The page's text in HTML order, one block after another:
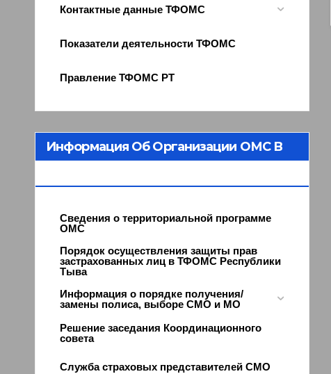
Контактные данные ТФОМС
Показатели деятельности ТФОМС
Правление ТФОМС РТ
Информация Об Организации ОМС В
Сведения о территориальной программе
ОМС
Порядок осуществления защиты прав
застрахованных лиц в ТФОМС Республики
Тыва
Информация о порядке получения/
замены полиса, выборе СМО и МО
Решение заседания Координационного
совета
Служба страховых представителей СМО